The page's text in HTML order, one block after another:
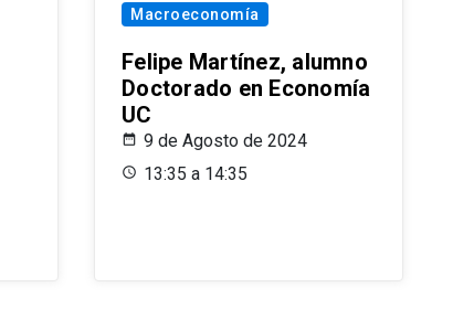
Macroeconomía
Felipe Martínez, alumno
Doctorado en Economía
UC
9 de Agosto de 2024
13:35 a 14:35